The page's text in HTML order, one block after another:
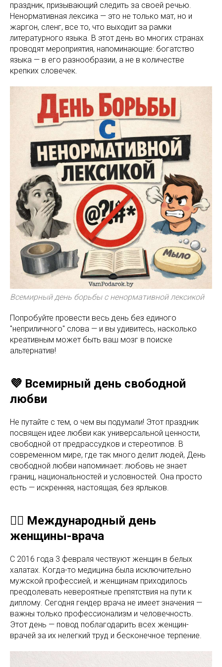
праздник, призывающий следить за своей речью.
Ненормативная лексика — это не только мат, но и
жаргон, сленг, все то, что выходит за рамки
литературного языка. В этот день во многих странах
проводят мероприятия, напоминающие: богатство
языка — в его разнообразии, а не в количестве
крепких словечек.
Всемирный день борьбы с ненормативной лексикой
Попробуйте провести весь день без единого
"неприличного" слова — и вы удивитесь, насколько
креативным может быть ваш мозг в поиске
альтернатив!
💜 Всемирный день свободной
любви
Не путайте с тем, о чем вы подумали! Этот праздник
посвящен идее любви как универсальной ценности,
свободной от предрассудков и стереотипов. В
современном мире, где так много делит людей, День
свободной любви напоминает: любовь не знает
границ, национальностей и условностей. Она просто
есть — искренняя, настоящая, без ярлыков.
👩‍⚕️ Международный день
женщины-врача
С 2016 года 3 февраля чествуют женщин в белых
халатах. Когда-то медицина была исключительно
мужской профессией, и женщинам приходилось
преодолевать невероятные препятствия на пути к
диплому. Сегодня гендер врача не имеет значения —
важны только профессионализм и человечность.
Этот день — повод поблагодарить всех женщин-
врачей за их нелегкий труд и бесконечное терпение.